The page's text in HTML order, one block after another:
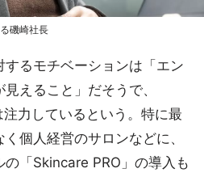
磯崎社長
するモチベーションは「エン
えること」だそうで、
力しているという。特に最
個人経営のサロンなどに、
の「Skincare PRO」の導入も